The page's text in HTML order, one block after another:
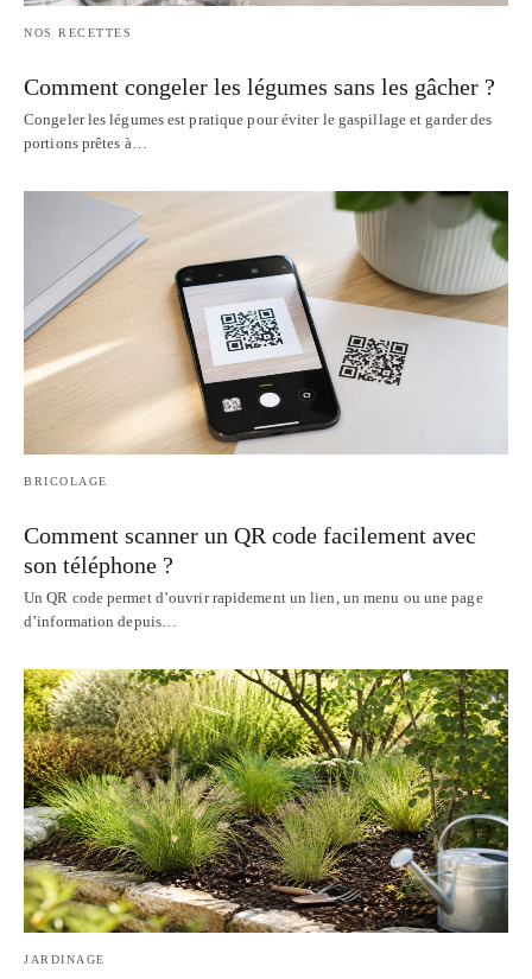
NOS RECETTES
Comment congeler les légumes sans les gâcher ?
Congeler les légumes est pratique pour éviter le gaspillage et garder des
portions prêtes à…
BRICOLAGE
Comment scanner un QR code facilement avec
son téléphone ?
Un QR code permet d’ouvrir rapidement un lien, un menu ou une page
d’information depuis…
JARDINAGE